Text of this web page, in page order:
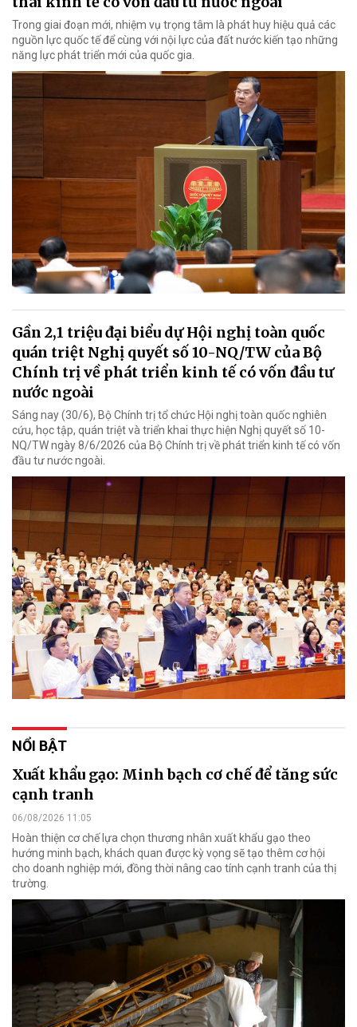
Trong giai đoạn mới, nhiệm vụ trọng tâm là phát huy hiệu quả các
nguồn lực quốc tế để cùng với nội lực của đất nước kiến tạo những
năng lực phát triển mới của quốc gia.
Gần 2,1 triệu đại biểu dự Hội nghị toàn quốc
quán triệt Nghị quyết số 10-NQ/TW của Bộ
Chính trị về phát triển kinh tế có vốn đầu tư
nước ngoài
Sáng nay (30/6), Bộ Chính trị tổ chức Hội nghị toàn quốc nghiên
cứu, học tập, quán triệt và triển khai thực hiện Nghị quyết số 10-
NQ/TW ngày 8/6/2026 của Bộ Chính trị về phát triển kinh tế có vốn
đầu tư nước ngoài.
NỔI BẬT
Xuất khẩu gạo: Minh bạch cơ chế để tăng sức
cạnh tranh
06/08/2026 11:05
Hoàn thiện cơ chế lựa chọn thương nhân xuất khẩu gạo theo
hướng minh bạch, khách quan được kỳ vọng sẽ tạo thêm cơ hội
cho doanh nghiệp mới, đồng thời nâng cao tính cạnh tranh của thị
trường.